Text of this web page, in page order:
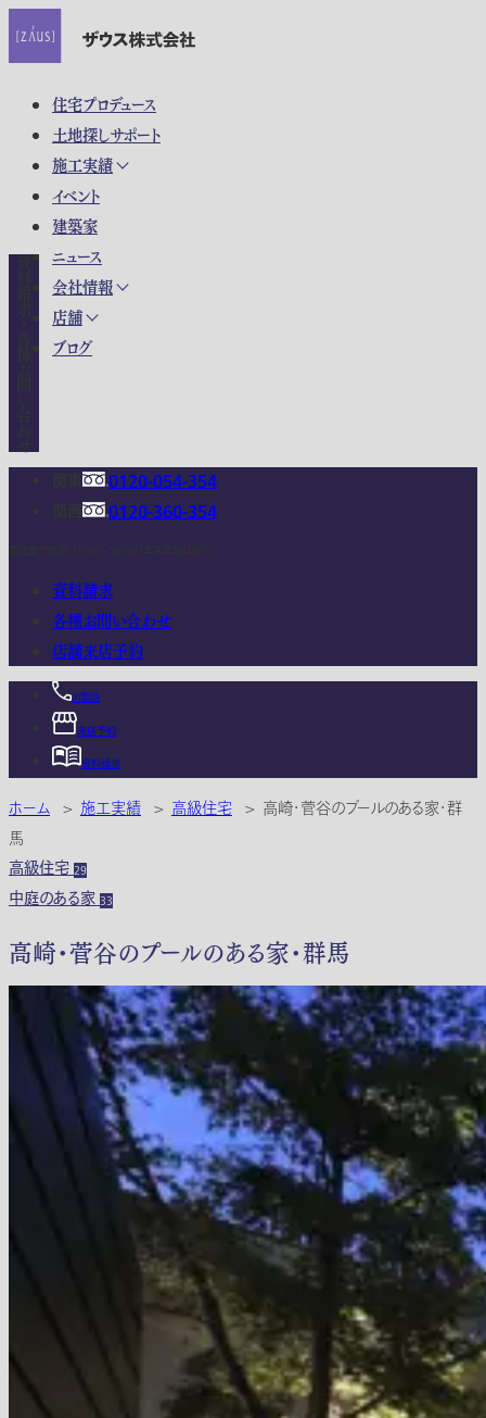
住宅プロデュース
土地探しサポート
施工実績
イベント
建築家
ニュース
会社情報
店舗
ブログ
0120-054-354
0120-360-354
資料請求
各種お問い合わせ
店舗来店予約
お電話
来店予約
資料請求
ホーム > 施工実績 > 高級住宅 > 高崎・菅谷のプールのある家・群
馬
高級住宅29
中庭のある家33
高崎・菅谷のプールのある家・群馬